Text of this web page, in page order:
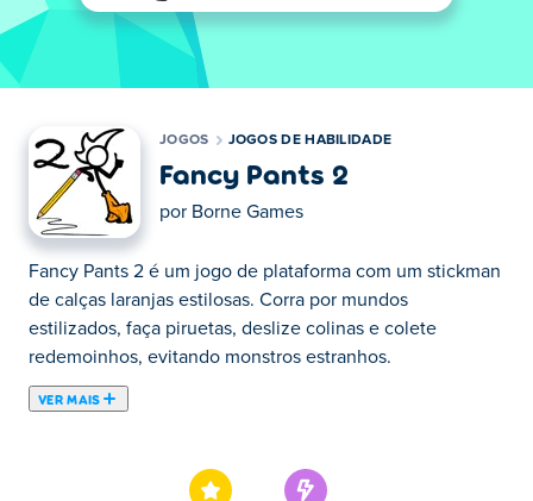
JOGOS JOGOS DE HABILIDADE
Fancy Pants 2
por Borne Games
Fancy Pants 2 é um jogo de plataforma com um stickman
de calças laranjas estilosas. Corra por mundos
estilizados, faça piruetas, deslize colinas e colete
redemoinhos, evitando monstros estranhos.
VER MAIS
capítulo desta lendária série, você embarcará em uma